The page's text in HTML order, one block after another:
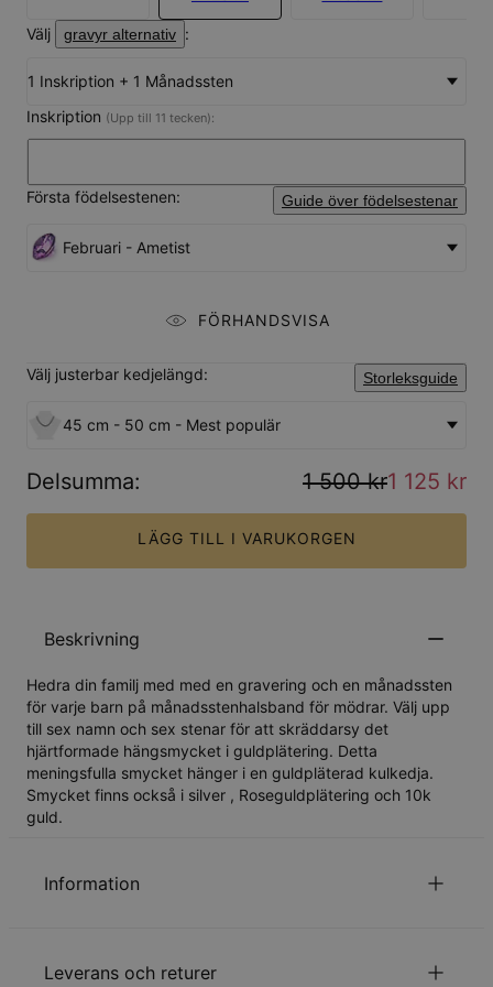
Välj gravyr alternativ :
1 Inskription + 1 Månadssten
Inskription (Upp till 11 tecken):
Första födelsestenen: Guide över födelsestenar
Februari - Ametist
FÖRHANDSVISA
Välj justerbar kedjelängd: Storleksguide
45 cm - 50 cm - Mest populär
Delsumma: 1 500 kr1 125 kr
LÄGG TILL I VARUKORGEN
Beskrivning
Hedra din familj med med en gravering och en månadssten
för varje barn på månadsstenhalsband för mödrar. Välj upp
till sex namn och sex stenar för att skräddarsy det
hjärtformade hängsmycket i guldplätering. Detta
meningsfulla smycket hänger i en guldpläterad kulkedja.
Smycket finns också i silver , Roseguldplätering och 10k
guld.
Information
Mått
32.51mm x 32mm
Leverans och returer